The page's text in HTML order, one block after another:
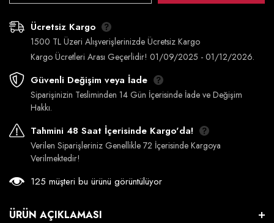
Ücretsiz Kargo
1500 TL Üzeri Alışverişlerinizde Ücretsiz Kargo
Kargo Ücretleri Arası Geçerlidir! 01/09/2025 - 01/12/2026.
Güvenli Değişim veya İade
Siparişinizin Tesliminden 14 Gün İçerisinde İade ve Değişim
Hakkı.
Tahmini 48 Saat İçerisinde Kargo'da!
Verilen Siparişleriniz Genellikle 72 İçerisinde Kargoya
Verilmektedir!
125 müşteri bu ürünü görüntülüyor
ÜRÜN AÇIKLAMASI